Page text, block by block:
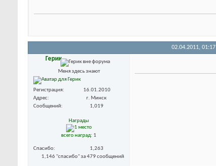
02.04.2011, 01:17
Герик
Меня здесь знают
Регистрация
16.01.2010
Адрес
г. Минск
Сообщений
1,019
Награды
всего наград: 1
Спасибо
1,263
1,146 "спасибо" за 479 сообщений